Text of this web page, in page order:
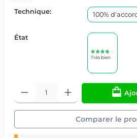
Technique: 100%
État
Très bien
Comparer le